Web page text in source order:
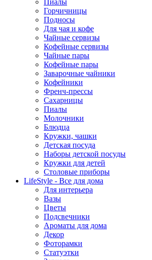
Пиалы
Горчичницы
Подносы
Для чая и кофе
Чайные сервизы
Кофейные сервизы
Чайные пары
Кофейные пары
Заварочные чайники
Кофейники
Френч-прессы
Сахарницы
Пиалы
Молочники
Блюдца
Кружки, чашки
Детская посуда
Наборы детской посуды
Кружки для детей
Столовые приборы
LifeStyle - Все для дома
Для интерьера
Вазы
Цветы
Подсвечники
Ароматы для дома
Декор
Фоторамки
Статуэтки